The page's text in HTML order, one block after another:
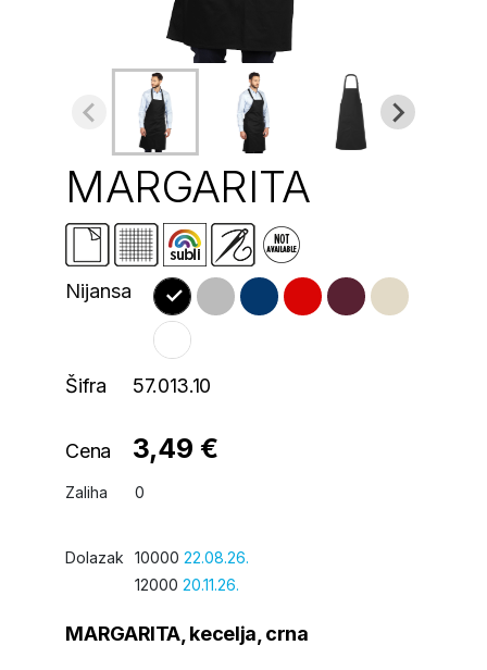
MARGARITA
Nijansa
Šifra 57.013.10
Cena 3,49 €
Zaliha 0
Dolazak 10000 22.08.26.
12000 20.11.26.
MARGARITA, kecelja, crna